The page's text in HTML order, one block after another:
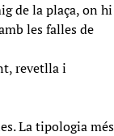
de la plaça, on hi
les falles de
revetlla i
La tipologia més